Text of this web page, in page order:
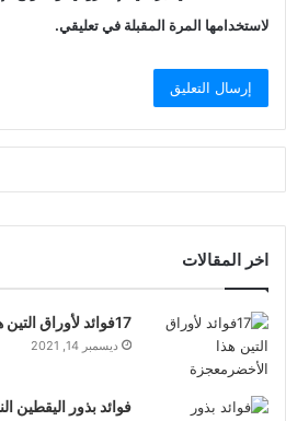
لاستخدامها المرة المقبلة في تعليقي.
اخر المقالات
17فوائد لأوراق التين هذا الأخضر معجزة
ديسمبر 14, 2021
فوائد بذور اليقطين